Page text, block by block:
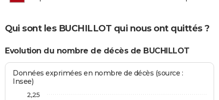
Qui sont les BUCHILLOT qui nous ont quittés ?
Evolution du nombre de décès de BUCHILLOT
Données exprimées en nombre de décès (source :
Insee)
2,25